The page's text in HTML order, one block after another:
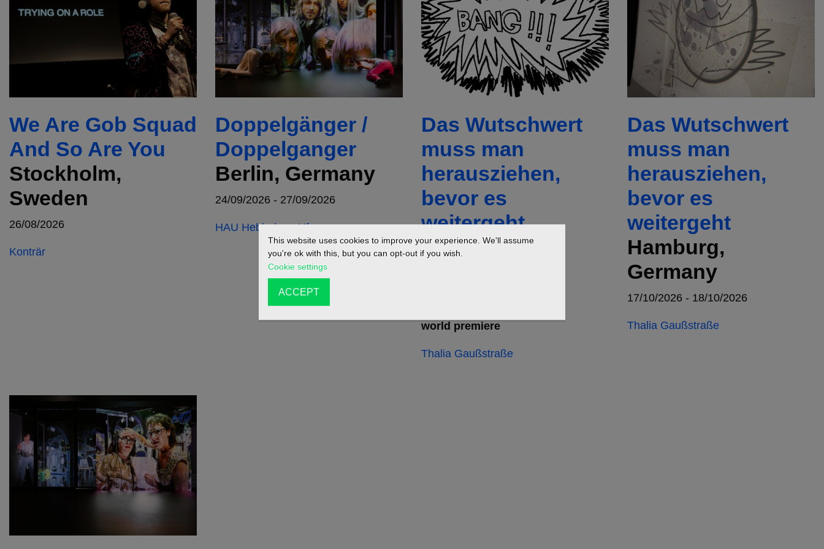
We Are Gob Squad
And So Are You
Stockholm,
Sweden
26/08/2026
Konträr
Doppelgänger /
Doppelganger
Berlin, Germany
24/09/2026 - 27/09/2026
HAU Hebbel am Ufer
Das Wutschwert
muss man
herausziehen,
bevor es
weitergeht
Hamburg,
world premiere
Thalia Gaußstraße
Das Wutschwert
muss man
herausziehen,
bevor es
weitergeht
Hamburg,
Germany
17/10/2026 - 18/10/2026
Thalia Gaußstraße
This website uses cookies to improve your experience. We'll assume
you're ok with this, but you can opt-out if you wish.
Cookie settings
ACCEPT